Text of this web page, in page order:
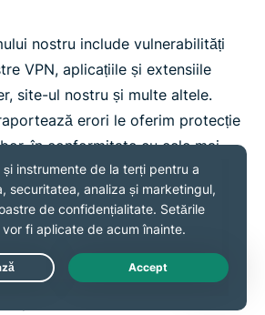
nostru include vulnerabilități
VPN, aplicațiile și extensiile
site-ul nostru și multe altele.
erori le oferim protecție
în conformitate cu cele mai
din domeniul cercetării în
bug bounty este administrat de
acest link
pentru a afla mai
o eroare.
Live Chat